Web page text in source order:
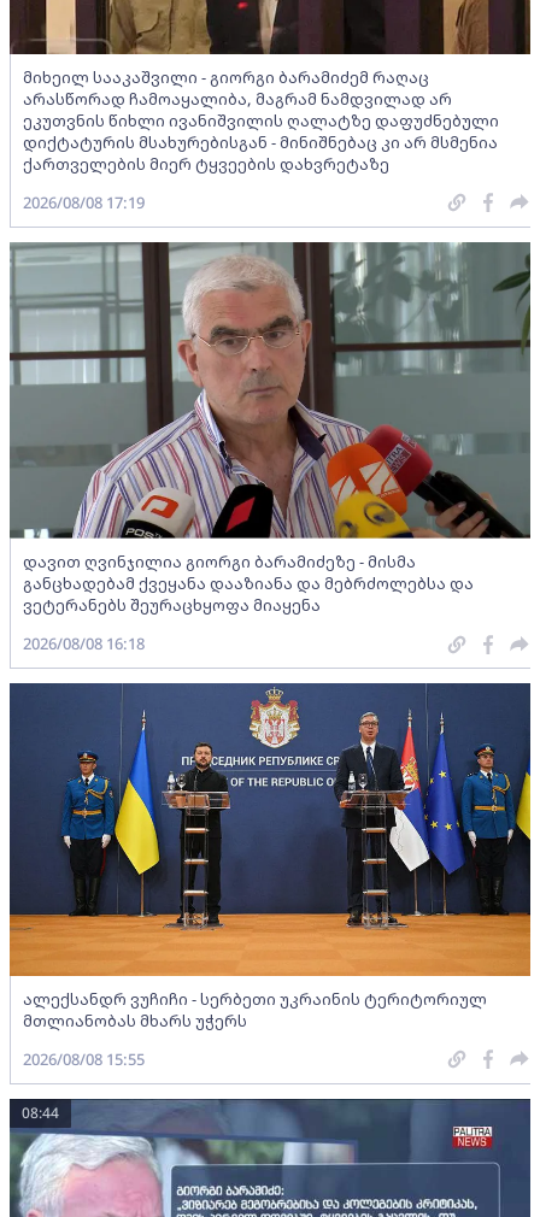
მიხეილ სააკაშვილი - გიორგი ბარამიძემ რაღაც
არასწორად ჩამოაყალიბა, მაგრამ ნამდვილად არ
ეკუთვნის წიხლი ივანიშვილის ღალატზე დაფუძნებული
დიქტატურის მსახურებისგან - მინიშნებაც კი არ მსმენია
ქართველების მიერ ტყვეების დახვრეტაზე
2026/08/08 17:19
დავით ღვინჯილია გიორგი ბარამიძეზე - მისმა
განცხადებამ ქვეყანა დააზიანა და მებრძოლებსა და
ვეტერანებს შეურაცხყოფა მიაყენა
2026/08/08 16:18
ალექსანდრ ვუჩიჩი - სერბეთი უკრაინის ტერიტორიულ
მთლიანობას მხარს უჭერს
2026/08/08 15:55
08:44